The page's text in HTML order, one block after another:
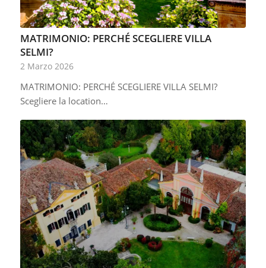
MATRIMONIO: PERCHÉ SCEGLIERE VILLA
SELMI?
2 Marzo 2026
MATRIMONIO: PERCHÉ SCEGLIERE VILLA SELMI?
Scegliere la location…